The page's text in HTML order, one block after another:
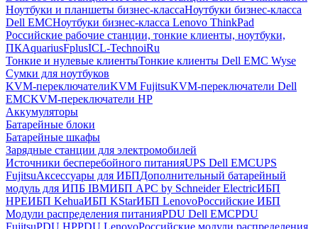
Ноутбуки и планшеты бизнес-классаНоутбуки бизнес-класса
Dell EMCНоутбуки бизнес-класса Lenovo ThinkPad
Российские рабочие станции, тонкие клиенты, ноутбуки,
ПКAquariusFplusICL-TechnoiRu
Тонкие и нулевые клиентыТонкие клиенты Dell EMC Wyse
Сумки для ноутбуков
KVM-переключателиKVM FujitsuKVM-переключатели Dell
EMCKVM-переключатели HP
Аккумуляторы
Батарейные блоки
Батарейные шкафы
Зарядные станции для электромобилей
Источники бесперебойного питанияUPS Dell EMCUPS
FujitsuАксессуары для ИБПДополнительный батарейный
модуль для ИПБ IBMИБП APC by Schneider ElectricИБП
HPEИБП KehuaИБП KStarИБП LenovoРоссийские ИБП
Модули распределения питанияPDU Dell EMCPDU
FujitsuPDU HPPDU LenovoРоссийские модули распределения